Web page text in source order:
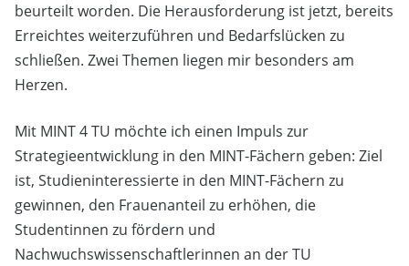
beurteilt worden. Die Herausforderung ist jetzt, bereits
Erreichtes weiterzuführen und Bedarfslücken zu
schließen. Zwei Themen liegen mir besonders am
Herzen.
Mit MINT 4 TU möchte ich einen Impuls zur
Strategieentwicklung in den MINT-Fächern geben: Ziel
ist, Studieninteressierte in den MINT-Fächern zu
gewinnen, den Frauenanteil zu erhöhen, die
Studentinnen zu fördern und
Nachwuchswissenschaftlerinnen an der TU